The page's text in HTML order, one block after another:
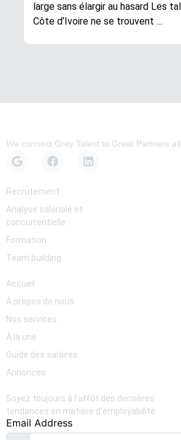
large sans élargir au hasard Les
Côte d’Ivoire ne se trouvent …
We connect Grey Talent to Great Partners
Accueil
À propos de nous
Nos services
À la une
Guide des salaires
Annonces
Recrutement
Analyse salariale et
concurrentielle
Formation
Team building
Soyez toujours à l’affût des dernières
tendances en matière d’employabilité
Email Address